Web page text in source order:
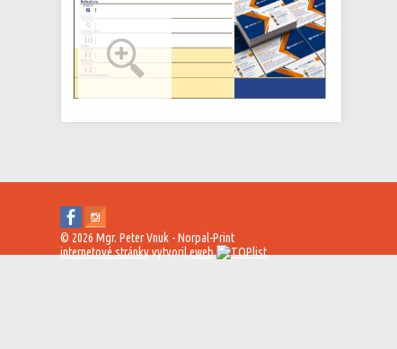
© 2026 Mgr. Peter Vnuk - Norpal-Print
internetové stránkyvytvorileweb